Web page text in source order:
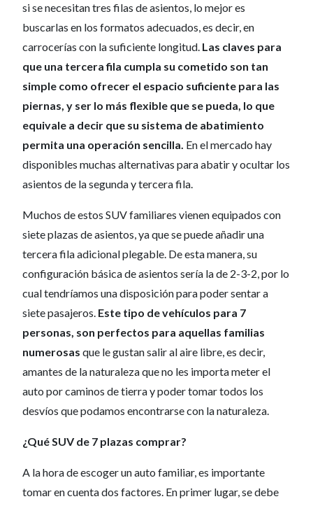
si se necesitan tres filas de asientos, lo mejor es
buscarlas en los formatos adecuados, es decir, en
carrocerías con la suficiente longitud. Las claves para
que una tercera fila cumpla su cometido son tan
simple como ofrecer el espacio suficiente para las
piernas, y ser lo más flexible que se pueda, lo que
equivale a decir que su sistema de abatimiento
permita una operación sencilla. En el mercado hay
disponibles muchas alternativas para abatir y ocultar los
asientos de la segunda y tercera fila.
Muchos de estos SUV familiares vienen equipados con
siete plazas de asientos, ya que se puede añadir una
tercera fila adicional plegable. De esta manera, su
configuración básica de asientos sería la de 2-3-2, por lo
cual tendríamos una disposición para poder sentar a
siete pasajeros. Este tipo de vehículos para 7
personas, son perfectos para aquellas familias
numerosas que le gustan salir al aire libre, es decir,
amantes de la naturaleza que no les importa meter el
auto por caminos de tierra y poder tomar todos los
desvíos que podamos encontrarse con la naturaleza.
¿Qué SUV de 7 plazas comprar?
A la hora de escoger un auto familiar, es importante
tomar en cuenta dos factores. En primer lugar, se debe